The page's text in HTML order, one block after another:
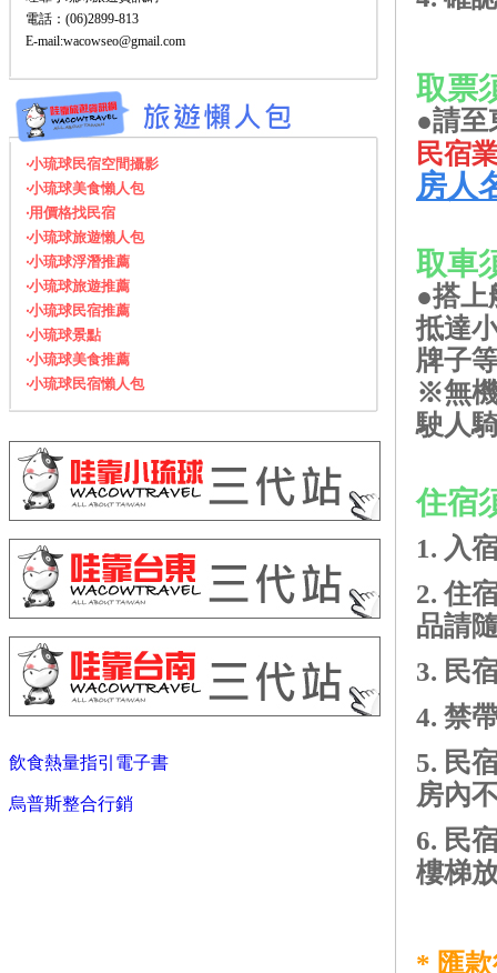
電話：(06)2899-813
E-mail:wacowseo@gmail.com
‧小琉球民宿空間攝影
‧小琉球美食懶人包
‧用價格找民宿
‧小琉球旅遊懶人包
‧小琉球浮潛推薦
‧小琉球旅遊推薦
‧小琉球民宿推薦
‧小琉球景點
‧小琉球美食推薦
‧小琉球民宿懶人包
飲食熱量指引電子書
烏普斯整合行銷
取票
●請至
民宿
房人
取車
●搭上
抵達
牌子
※無
駛人
住宿
1. 入
2. 住
品請
3. 民
4. 禁
5. 民
房內
6. 民
樓梯
* 匯